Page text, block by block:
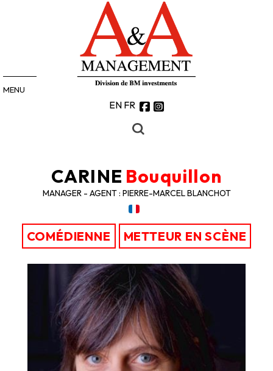
EN FR
MENU
CARINE Bouquillon
MANAGER - AGENT : PIERRE-MARCEL BLANCHOT
COMÉDIENNE METTEUR EN SCÈNE